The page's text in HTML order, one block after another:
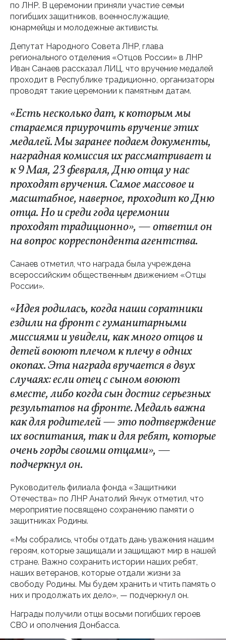
по ЛНР. В церемонии приняли участие семьи
погибших защитников, военнослужащие,
юнармейцы и молодежные активисты.
Депутат Народного Совета ЛНР, глава
регионального отделения «Отцов России» в ЛНР
Иван Санаев рассказал ЛИЦ, что вручение медалей
проходит в Республике традиционно, организаторы
проводят такие церемонии к памятным датам.
«Есть несколько дат, к которым мы
стараемся приурочить вручение этих
медалей. Мы заранее подаем документы,
наградная комиссия их рассматривает и
к 9 Мая, 23 февраля, Дню отца у нас
проходят вручения. Самое массовое и
масштабное, наверное, проходит ко Дню
отца. Но и среди года церемонии
проходят традиционно», — ответил он
на вопрос корреспондента агентства.
Санаев отметил, что награда была учреждена
всероссийским общественным движением «Отцы
России».
«Идея родилась, когда наши соратники
ездили на фронт с гуманитарными
миссиями и увидели, как много отцов и
детей воюют плечом к плечу в одних
окопах. Эта награда вручается в двух
случаях: если отец с сыном воюют
вместе, либо когда сын достиг серьезных
результатов на фронте. Медаль важна
как для родителей — это подтверждение
их воспитания, так и для ребят, которые
очень горды своими отцами», —
подчеркнул он.
Руководитель филиала фонда «Защитники
Отечества» по ЛНР Анатолий Янчук отметил, что
мероприятие посвящено сохранению памяти о
защитниках Родины.
«Мы собрались, чтобы отдать дань уважения нашим
героям, которые защищали и защищают мир в нашей
стране. Важно сохранить истории наших ребят,
наших ветеранов, которые отдали жизни за
свободу Родины. Мы будем хранить и чтить память о
них и продолжать их дело», — подчеркнул он.
Награды получили отцы восьми погибших героев
СВО и ополчения Донбасса.